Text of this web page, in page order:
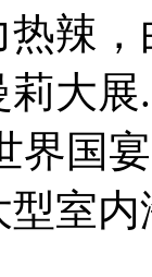
辣
大
界国
室